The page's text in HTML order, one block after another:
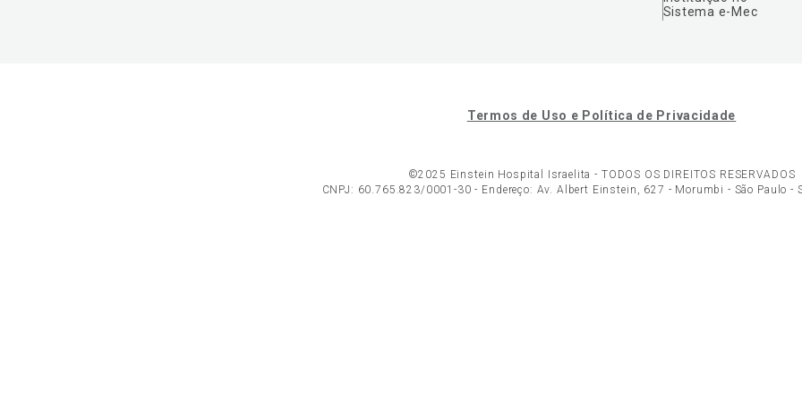
Sistema e-Mec
Termos de Uso e Política de Privacidade
©2025 Einstein Hospital Israelita - TODOS OS DIREITOS RESERVADOS
CNPJ: 60.765.823/0001-30 - Endereço: Av. Albert Einstein, 627 - Morumbi - São Paulo -